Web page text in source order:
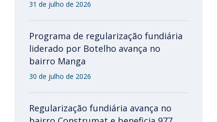
31 de julho de 2026
Programa de regularização fundiária
liderado por Botelho avança no
bairro Manga
30 de julho de 2026
Regularização fundiária avança no